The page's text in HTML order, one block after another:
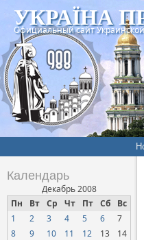
УКРАЇНА
Официальный сайт
Календарь
Декабрь 2008
Пн
Вт Ср Чт Пт Сб Вс
1 2 3 4 5 6
7
8
9 10 11 12 13
14